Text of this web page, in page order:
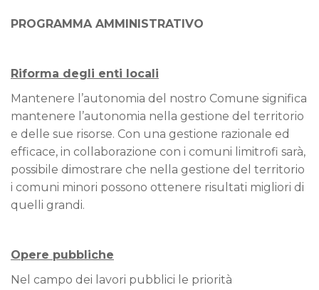
PROGRAMMA AMMINISTRATIVO
Riforma degli enti locali
Mantenere l’autonomia del nostro Comune significa
mantenere l’autonomia nella gestione del territorio
e delle sue risorse. Con una gestione razionale ed
efficace, in collaborazione con i comuni limitrofi sarà,
possibile dimostrare che nella gestione del territorio
i comuni minori possono ottenere risultati migliori di
quelli grandi.
Opere pubbliche
Nel campo dei lavori pubblici le priorità